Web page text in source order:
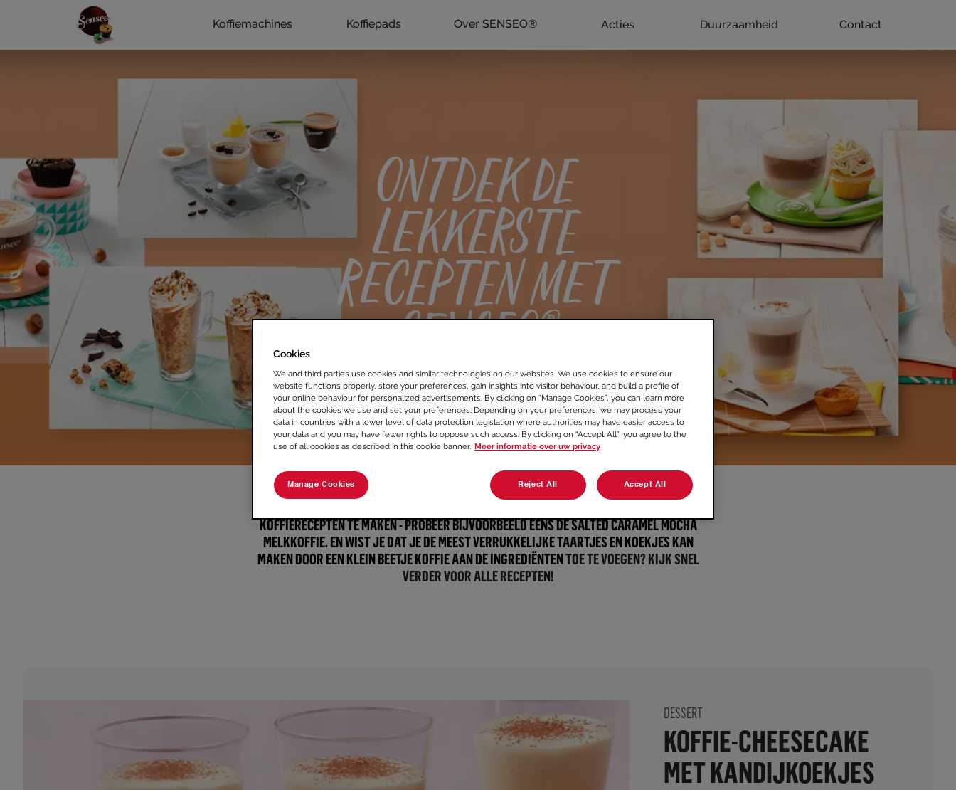
Koffiemachines Koffiepads Over SENSEO® Acties Duurzaamheid Contact
ONTDEK DE
LEKKERSTE
RECEPTEN MET
SENSEO®
KOFFIERECEPTEN TE MAKEN - PROBEER BIJVOORBEELD EENS DE SALTED CARAMEL MOCHA
MELKKOFFIE. EN WIST JE DAT JE DE MEEST VERRUKKELIJKE TAARTJES EN KOEKJES KAN
MAKEN DOOR EEN KLEIN BEETJE KOFFIE AAN DEINGREDIËNTENTOE TE VOEGEN? KIJK SNEL
VERDER VOOR ALLE RECEPTEN!
DESSERT
KOFFIE-CHEESECAKE
MET KANDIJKOEKJES
Cookies
We and third parties use cookies and similar technologies on our websites. We use cookies to ensure our
website functions properly, store your preferences, gain insights into visitor behaviour, and build a profile of
your online behaviour for personalized advertisements. By clicking on “Manage Cookies”, you can learn more
about the cookies we use and set your preferences. Depending on your preferences, we may process your
data in countries with a lower level of data protection legislation where authorities may have easier access to
your data and you may have fewer rights to oppose such access. By clicking on “Accept All”, you agree to the
use of all cookies as described in this cookie banner. Meer informatie over uw privacy
Manage Cookies Reject All Accept All